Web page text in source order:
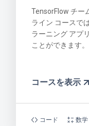
TensorFlow チー
ライン コースで
ラーニング アプ
ことができます。
コースを表示
コード 数学